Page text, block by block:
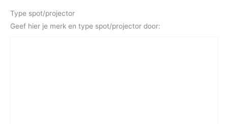
Type spot/projector
Geef hier je merk en type spot/projector door: